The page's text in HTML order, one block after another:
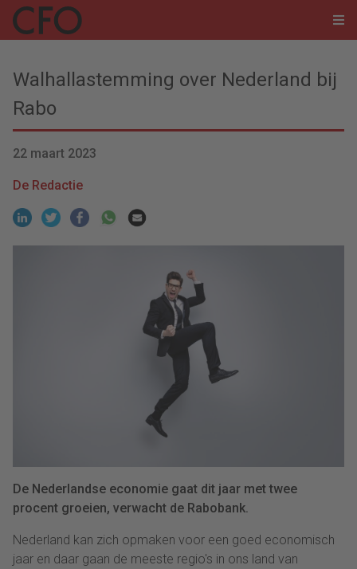
Walhallastemming over Nederland bij
Rabo
22 maart 2023
De Redactie
De Nederlandse economie gaat dit jaar met twee
procent groeien, verwacht de Rabobank.
Nederland kan zich opmaken voor een goed economisch
jaar en daar gaan de meeste regio's in ons land van